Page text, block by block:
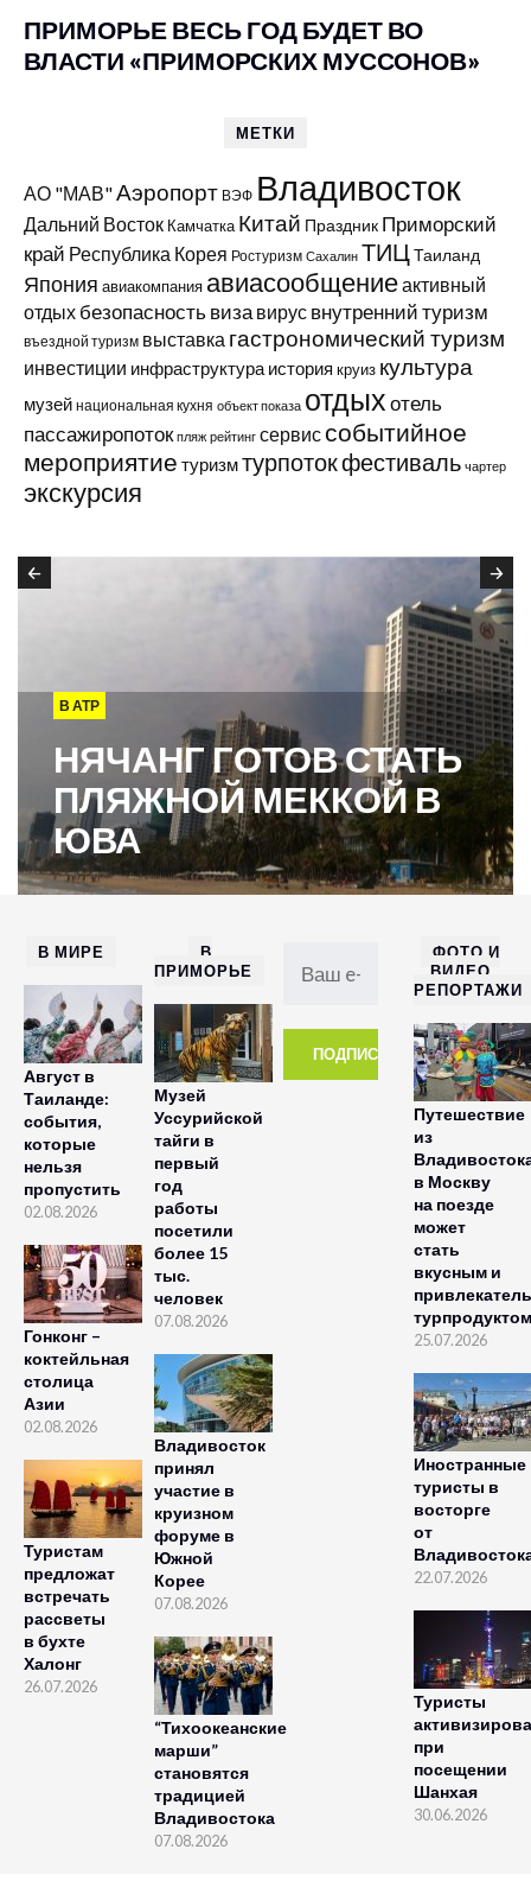
ПРИМОРЬЕ ВЕСЬ ГОД БУДЕТ ВО
ВЛАСТИ «ПРИМОРСКИХ МУССОНОВ»
МЕТКИ
АО "МАВ"Аэропорт ВЭФ Владивосток
Дальний Восток Камчатка Китай Праздник Приморский
край Республика Корея Ростуризм Сахалин ТИЦТаиланд
Япония авиакомпания авиасообщениеактивный
отдых безопасность виза вирус внутренний туризм
въездной туризм выставка гастрономический туризм
инвестиции инфраструктура история круиз культура
музей национальная кухня объект показа отдыхотель
пассажиропоток пляж рейтинг сервис событийное
мероприятие туризмтурпотокфестиваль чартер
экскурсия
В АТР
НЯЧАНГ ГОТОВ СТАТЬ
ПЛЯЖНОЙ МЕККОЙ В
ЮВА
В МИРЕ
Август в
Таиланде:
события,
которые
нельзя
пропустить
02.08.2026
Гонконг –
коктейльная
столица
Азии
02.08.2026
Туристам
предложат
встречать
рассветы
в бухте
Халонг
26.07.2026
В
ПРИМОРЬЕ
Музей
Уссурийской
тайги в
первый
год
работы
посетили
более 15
тыс.
человек
07.08.2026
Владивосток
принял
участие в
круизном
форуме в
Южной
Корее
07.08.2026
“Тихоокеанские
марши”
становятся
традицией
Владивостока
07.08.2026
ФОТО И
ВИДЕО
РЕПОРТАЖИ
Путешествие
из
в Москву
на поезде
может
стать
вкусным и
турпродуктом
25.07.2026
Иностранные
туристы в
восторге
от
22.07.2026
Туристы
при
посещении
Шанхая
30.06.2026